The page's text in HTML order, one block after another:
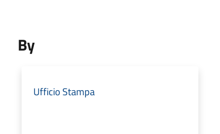
By
Ufficio Stampa